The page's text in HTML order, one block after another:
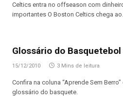
Celtics entra no offseason com
importantes O Boston Celtics chega
Glossário do
15/12/2010 3 Mins de leitura
Confira na coluna “Aprende Sem
glossário do basquete.